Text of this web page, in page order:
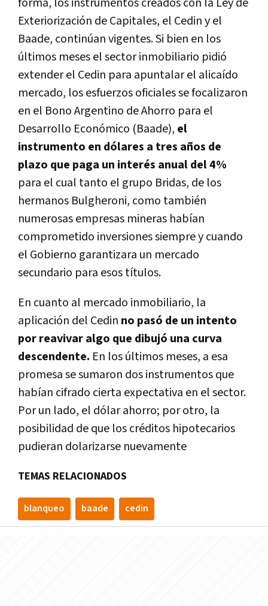
forma, los instrumentos creados con la Ley de
Exteriorización de Capitales, el Cedin y el
Baade, continúan vigentes. Si bien en los
últimos meses el sector inmobiliario pidió
extender el Cedin para apuntalar el alicaído
mercado, los esfuerzos oficiales se focalizaron
en el Bono Argentino de Ahorro para el
Desarrollo Económico (Baade), el
instrumento en dólares a tres años de
plazo que paga un interés anual del 4%
para el cual tanto el grupo Bridas, de los
hermanos Bulgheroni, como también
numerosas empresas mineras habían
comprometido inversiones siempre y cuando
el Gobierno garantizara un mercado
secundario para esos títulos.
En cuanto al mercado inmobiliario, la
aplicación del Cedin no pasó de un intento
por reavivar algo que dibujó una curva
descendente. En los últimos meses, a esa
promesa se sumaron dos instrumentos que
habían cifrado cierta expectativa en el sector.
Por un lado, el dólar ahorro; por otro, la
posibilidad de que los créditos hipotecarios
pudieran dolarizarse nuevamente
TEMAS RELACIONADOS
blanqueo baade cedin